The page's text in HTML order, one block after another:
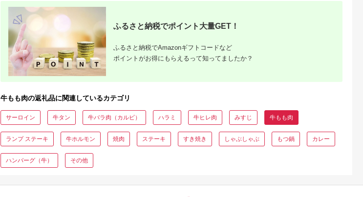
ふるさと納税でポイント大量GET！
ふるさと納税でAmazonギフトコードなど
ポイントがお得にもらえるって知ってましたか？
牛もも肉の返礼品に関連しているカテゴリ
サーロイン 牛タン 牛バラ肉（カルビ） ハラミ 牛ヒレ肉 みすじ 牛もも肉
ランプ ステーキ 牛ホルモン 焼肉 ステーキ すき焼き しゃぶしゃぶ もつ鍋 カレー
ハンバーグ（牛） その他